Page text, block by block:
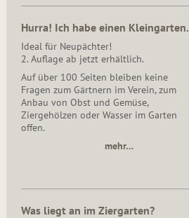
Hurra! Ich habe einen Kleingarten.
Ideal für Neupächter!
2. Auflage ab jetzt erhältlich.
Auf über 100 Seiten bleiben keine
Fragen zum Gärtnern im Verein, zum
Anbau von Obst und Gemüse,
Ziergehölzen oder Wasser im Garten
offen.
mehr…
Was liegt an im Ziergarten?